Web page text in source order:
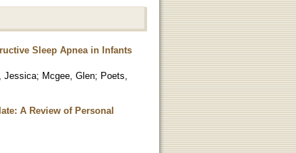
Sleep Apnea in Infants
Jessica; Mcgee, Glen; Poets,
A Review of Personal